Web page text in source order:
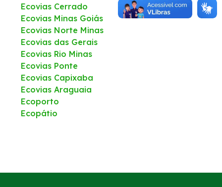
WhatsApp
Ecovias Cerrado
Ecovias Minas Goiás
Ecovias Norte Minas
Ecovias das Gerais
Ecovias Rio Minas
Ecovias Ponte
Ecovias Capixaba
Ecovias Araguaia
Ecoporto
Ecopátio